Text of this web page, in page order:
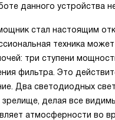
данного устройства
стал настоящим
техника
три ступени
фильтра. Это
Два светодиодных
делая все
атмосферности во